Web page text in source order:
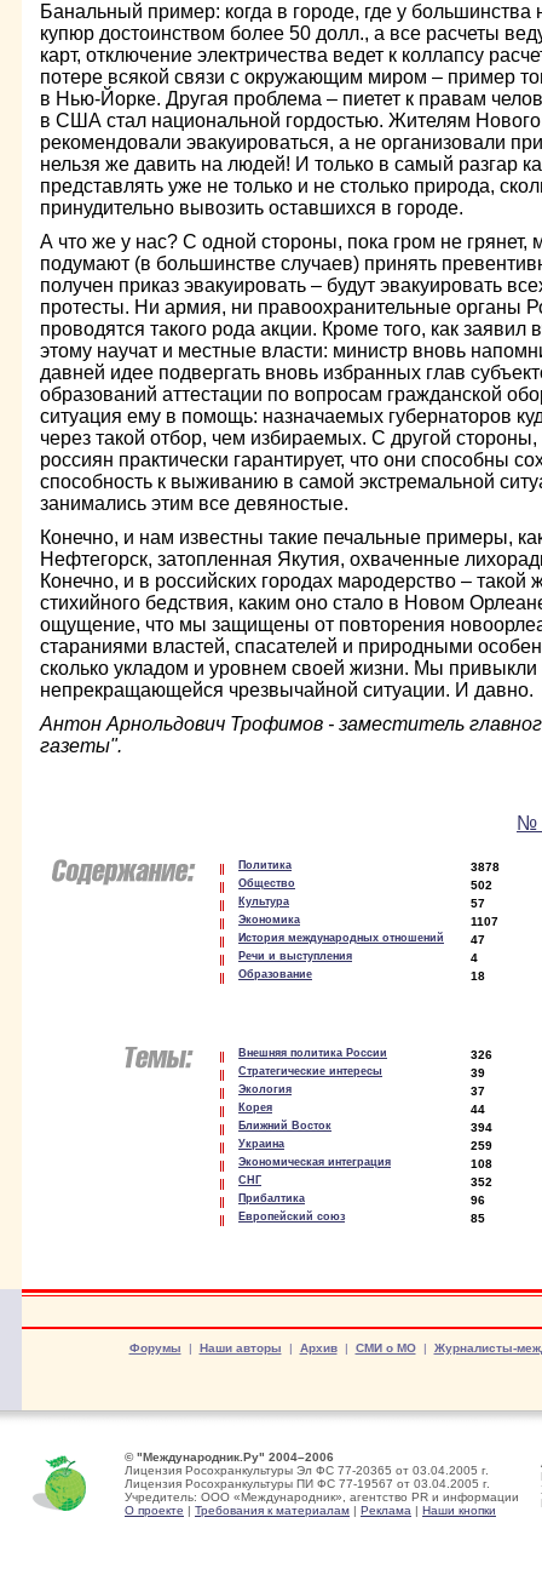
Банальный пример: когда в городе, где у большинства
купюр достоинством более 50 долл., а все расчеты
карт, отключение электричества ведет к коллапсу
потере всякой связи с окружающим миром – пример
в Нью-Йорке. Другая проблема – пиетет к правам
в США стал национальной гордостью. Жителям
рекомендовали эвакуироваться, а не организовали
нельзя же давить на людей! И только в самый разгар
представлять уже не только и не столько природа,
принудительно вывозить оставшихся в городе.
А что же у нас? С одной стороны, пока гром не грянет,
подумают (в большинстве случаев) принять
получен приказ эвакуировать – будут эвакуировать
протесты. Ни армия, ни правоохранительные органы
проводятся такого рода акции. Кроме того, как заявил
этому научат и местные власти: министр вновь
давней идее подвергать вновь избранных глав
образований аттестации по вопросам гражданской
ситуация ему в помощь: назначаемых губернаторов
через такой отбор, чем избираемых. С другой
россиян практически гарантирует, что они способны
способность к выживанию в самой экстремальной
занимались этим все девяностые.
Конечно, и нам известны такие печальные примеры,
Нефтегорск, затопленная Якутия, охваченные
Конечно, и в российских городах мародерство –
стихийного бедствия, каким оно стало в Новом
ощущение, что мы защищены от повторения
стараниями властей, спасателей и природными
сколько укладом и уровнем своей жизни. Мы привыкли
непрекращающейся чрезвычайной ситуации. И давно.
Антон Арнольдович Трофимов - заместитель
газеты".
№
Политика 3878
Общество 502
Культура 57
Экономика 1107
История международных отношений 47
Речи и выступления 4
Образование 18
Внешняя политика России 326
Стратегические интересы 39
Экология 37
Корея 44
Ближний Восток 394
Украина 259
Экономическая интеграция 108
СНГ 352
Прибалтика 96
Европейский союз 85
Форумы | Наши авторы | Архив| СМИ о МО| Журналисты-
© "Международник.Ру" 2004–2006
Лицензия Росохранкультуры Эл ФС 77-20365 от 03.04.2005 г.
Лицензия Росохранкультуры ПИ ФС 77-19567 от 03.04.2005 г.
Учредитель: ООО «Международник», агентство PR и информации
О проекте | Требования к материалам | Реклама | Наши кнопки